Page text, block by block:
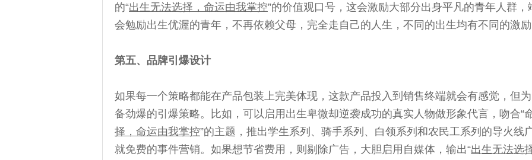
的“出生无法选择，命运由我掌控”的价值观口号，这会激励大部分出身平凡的青年人群
会勉励出生优渥的青年，不再依赖父母，完全走自己的人生，不同的出生均有不同的激
第五、品牌引爆设计
如果每一个策略都能在产品包装上完美体现，这款产品投入到销售终端就会有感觉，但
备劲爆的引爆策略。比如，可以启用出生卑微却逆袭成功的真实人物做形象代言，吻合“
择，命运由我掌控”的主题，推出学生系列、骑手系列、白领系列和农民工系列的导火线
就免费的事件营销。如果想节省费用，则剔除广告，大胆启用自媒体，输出“出生无法选